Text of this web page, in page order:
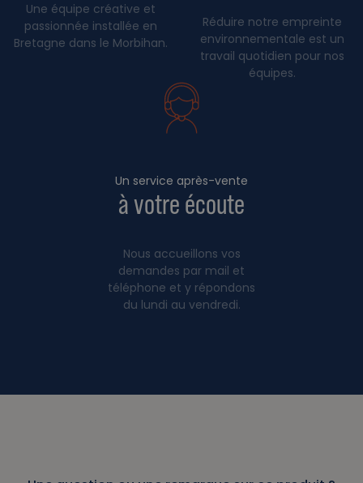
Une équipe créative et
passionnée installée en
Bretagne dans le Morbihan.
Réduire notre empreinte
environnementale est un
travail quotidien pour nos
équipes.
Un service après-vente
à votre écoute
Nous accueillons vos
demandes par mail et
téléphone et y répondons
du lundi au vendredi.